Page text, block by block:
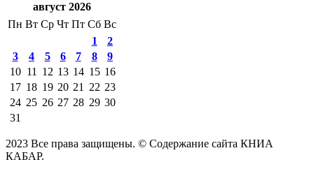
август 2026
Пн Вт Ср Чт Пт Сб Вс
1
2
3
4 5 6 7 8
9
10 11 12 13 14 15 16
17 18 19 20 21 22 23
24 25 26 27 28 29 30
31
2023 Все права защищены. © Содержание сайта КНИА
КАБАР.